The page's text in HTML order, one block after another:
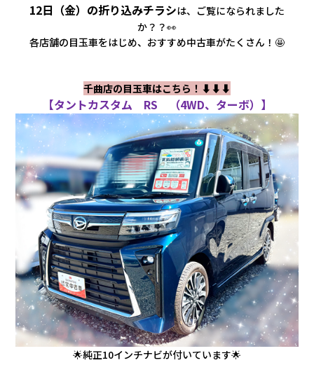
カタ
お問
12日（金）の折り込みチラシは、 ご覧になられました
か？？👀
各店舗の目玉車をはじめ、おすすめ中古車がたくさん！🤩
千曲店の目玉車はこちら！⬇️⬇️⬇️
【タントカスタム RS （4WD、ターボ）】
🌟純正10インチナビが付いています🌟